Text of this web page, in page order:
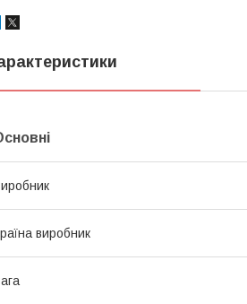
виробник